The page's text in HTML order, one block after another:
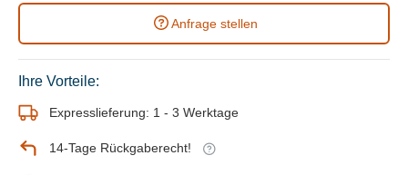
Anfrage stellen
Ihre Vorteile:
Expresslieferung: 1 - 3 Werktage
14-Tage Rückgaberecht!